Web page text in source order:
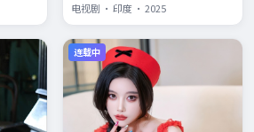
电视剧 · 印度 · 2025
连载中